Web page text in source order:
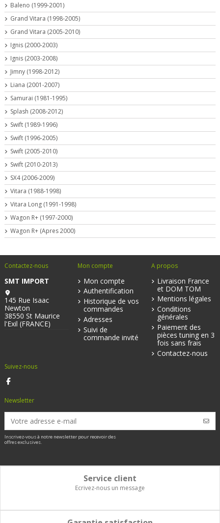
Baleno (1999-2001)
Grand Vitara (1998-2005)
Grand Vitara (2005-2010)
Ignis (2000-2003)
Ignis (2003-2008)
Jimny (1998-2012)
Liana (2001-2007)
Samurai (1981-1995)
Splash (2008-2012)
Swift (1989-1996)
Swift (1996-2005)
Swift (2005-2010)
Swift (2010-2013)
SX4 (2006-2009)
Vitara (1988-1998)
Vitara Long (1991-1998)
Wagon R+ (1997-2000)
Wagon R+ (Apres 2000)
Contactez-nous
SMT IMPORT
145 Rue Isaac
Newton
38550 St Maurice
l'Exil (FRANCE)
Mon compte
Mon compte
Authentification
Historique de vos
commandes
Adresses
Suivi de
commande invité
A propos
Livraison France
et DOM TOM
Mentions légales
Conditions
générales
Paiement des
pièces tuning en 3
fois sans frais
Contactez-nous
Suivez-nous
Newsletter
Inscrivez-vous à notre newsletter pour recevoir des
offres exclusives.
Service client
Ecrivez-nous un message